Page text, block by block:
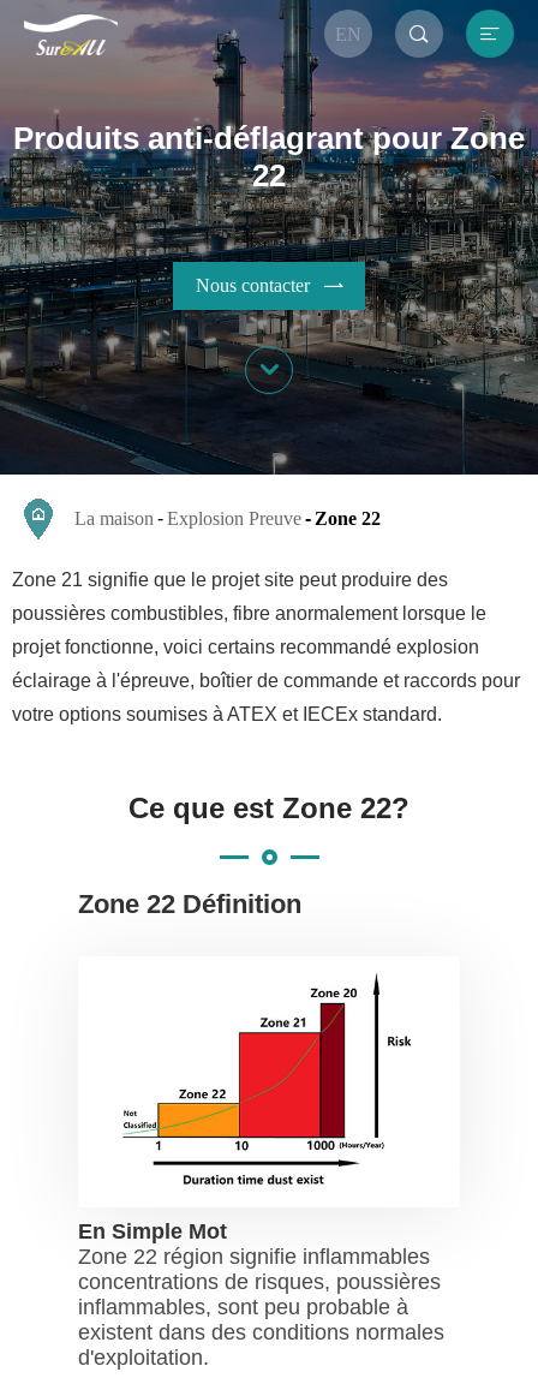
EN  
Produits anti-déflagrant pour Zone
22
Nous contacter 

La maison Explosion Preuve Zone 22
Zone 21 signifie que le projet site peut produire des
poussières combustibles, fibre anormalement lorsque le
projet fonctionne, voici certains recommandé explosion
éclairage à l'épreuve, boîtier de commande et raccords pour
votre options soumises à ATEX et IECEx standard.
Ce que est Zone 22?
Zone 22 Définition
En Simple Mot
Zone 22 région signifie inflammables
concentrations de risques, poussières
inflammables, sont peu probable à
existent dans des conditions normales
d'exploitation.